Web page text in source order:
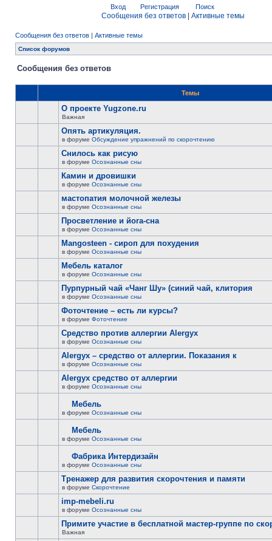
Вход Регистрация Поиск
Сообщения без ответов Активные темы
Сообщения без ответов | Активные темы
Список форумов
Сообщения без ответов
Темы
О проекте Yugzone.ru
Важная
Опять артикуляция.
в форуме Обсуждение упражнений по скорочтению
Снилось как рисую
в форуме Осознанные сны
Камин и дровишки
в форуме Осознанные сны
мастопатия молочной железы
в форуме Осознанные сны
Просветление и йога-сна
в форуме Осознанные сны
Mangosteen - сироп для похудения
в форуме Осознанные сны
Мебель каталог
в форуме Осознанные сны
Пурпурный чай «Чанг Шу» (синий чай, клитория
в форуме Осознанные сны
Фоточтение – есть ли курсы?
в форуме Фоточтение
Cредство против аллергии Alergyx
в форуме Осознанные сны
Alergyx – средство от аллергии. Показания к
в форуме Осознанные сны
Alergyx средство от аллергии
в форуме Осознанные сны
Мебель
в форуме Осознанные сны
Мебель
в форуме Осознанные сны
Фабрика Интердизайн
в форуме Осознанные сны
Тренажер для развития скорочтения и памяти
в форуме Скорочтение
imp-mebeli.ru
в форуме Осознанные сны
Примите участие в бесплатной мастер-группе по
Важная